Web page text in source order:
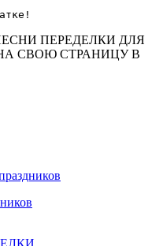
ПЕРЕДЕЛКИ ДЛЯ
СВОЮ СТРАНИЦУ В